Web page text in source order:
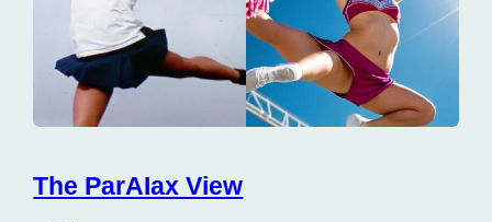
The ParAIax View